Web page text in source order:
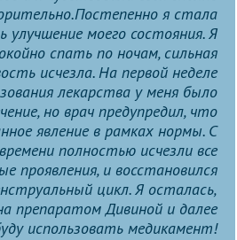
я стала
улучшение моего состояния. Я
спать по ночам, сильная
исчезла. На первой неделе
лекарства у меня было
но врач предупредил, что
явление в рамках нормы. С
полностью исчезли все
проявления, и восстановился
цикл. Я осталась,
препаратом Дивиной и далее
использовать медикамент!